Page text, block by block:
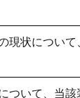
現状につい
ついて、当